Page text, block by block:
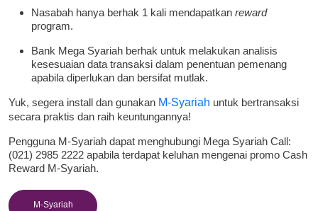
Nasabah hanya berhak 1 kali mendapatkan reward
program.
Bank Mega Syariah berhak untuk melakukan analisis
kesesuaian data transaksi dalam penentuan pemenang
apabila diperlukan dan bersifat mutlak.
Yuk, segera install dan gunakan M-Syariah untuk bertransaksi
secara praktis dan raih keuntungannya!
Pengguna M-Syariah dapat menghubungi Mega Syariah Call:
(021) 2985 2222 apabila terdapat keluhan mengenai promo Cash
Reward M-Syariah.
M-Syariah